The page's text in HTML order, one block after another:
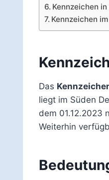
Kennzeichen
Kennzeichen
Das
liegt im Süden
dem 01.12.2023
Weiterhin